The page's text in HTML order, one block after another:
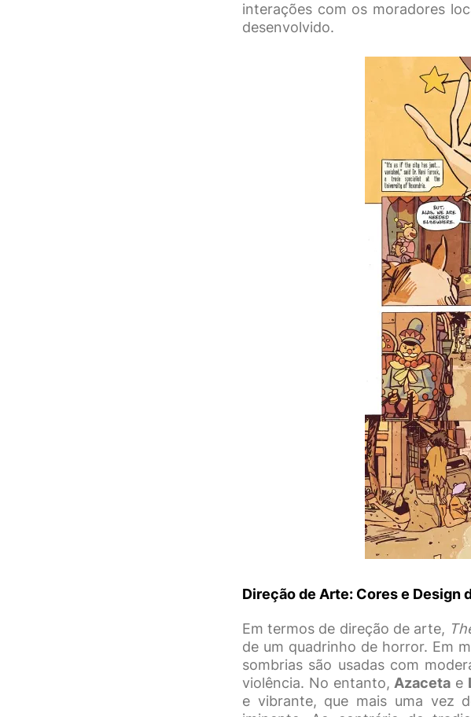
interações com os moradores
desenvolvido.
Direção de Arte: Cores e Design
Em termos de direção de arte,
de um quadrinho de horror. Em
sombrias são usadas com
violência. No entanto, Azaceta e
e vibrante, que mais uma vez